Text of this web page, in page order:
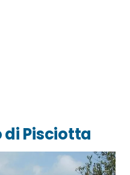
di Pisciotta